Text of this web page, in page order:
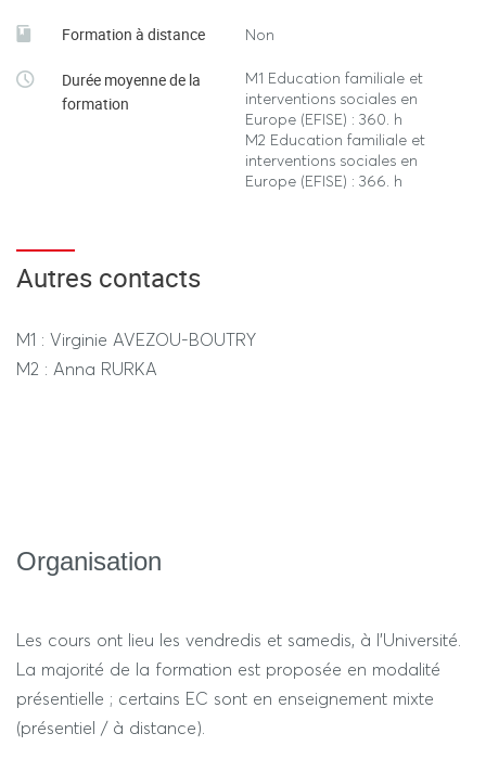
privilégiée, notamment du côté de l’Europe, tant du côté
de la présentation des recherches académiques que de
celle des politiques sociales et interventions socio-
éducatives européennes (voyage d’études à l’étranger,
(www.socialworkadvances.org) ainsi qu’à diverses
conventions de recherche européennes).
Formation à distance Non
Durée moyenne de la
formation
M1 Education familiale et
interventions sociales en
Europe (EFISE) : 360. h
M2 Education familiale et
interventions sociales en
Europe (EFISE) : 366. h
Autres contacts
M1 : Virginie AVEZOU-BOUTRY
M2 : Anna RURKA
Organisation
Les cours ont lieu les vendredis et samedis, à l'Université.
La majorité de la formation est proposée en modalité
présentielle ; certains EC sont en enseignement mixte
(présentiel / à distance).